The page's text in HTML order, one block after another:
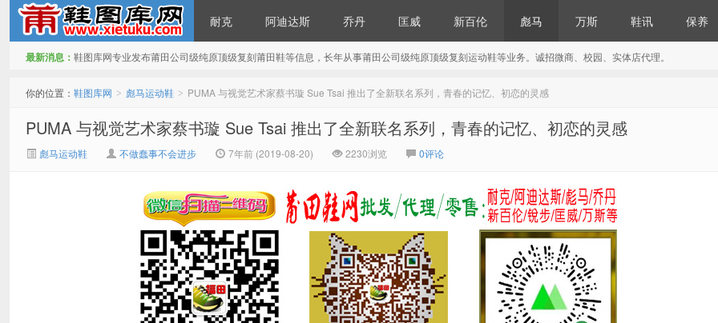
耐克 阿迪达斯 乔丹 匡威 新百伦 彪马 万斯 鞋讯 保养
最新消息： 鞋图库网专业发布莆田公司级纯原顶级复刻莆田鞋等信息，长年从事莆田公司级纯原顶级复刻运动鞋等业务。诚招微商、校园、实体店代理。
你的位置： 鞋图库网 > 彪马运动鞋 > PUMA 与视觉艺术家蔡书璇 Sue Tsai 推出了全新联名系列，青春的记忆、初恋的灵感
PUMA 与视觉艺术家蔡书璇 Sue Tsai 推出了全新联名系列，青春的记忆、初恋的灵感
彪马运动鞋 不做蠢事不会进步 7年前 (2019-08-20) 2230浏览 0评论